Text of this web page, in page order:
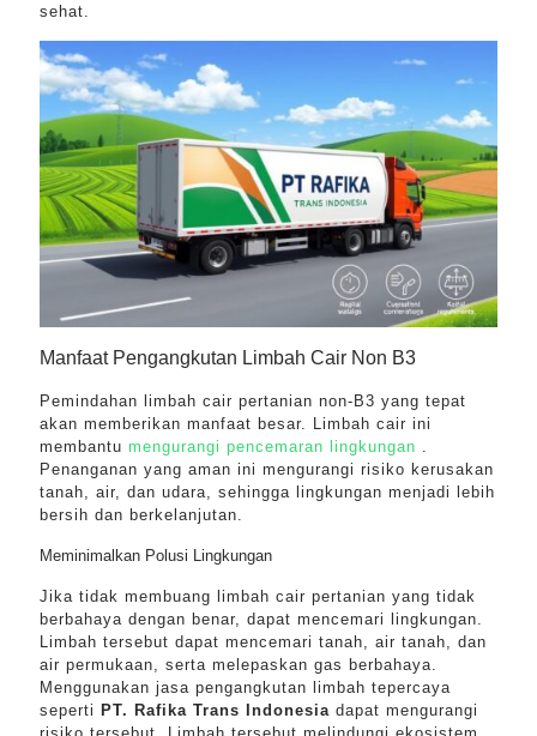
sehat.
Manfaat Pengangkutan Limbah Cair Non B3
Pemindahan limbah cair pertanian non-B3 yang tepat
akan memberikan manfaat besar. Limbah cair ini
membantu mengurangi pencemaran lingkungan .
Penanganan yang aman ini mengurangi risiko kerusakan
tanah, air, dan udara, sehingga lingkungan menjadi lebih
bersih dan berkelanjutan.
Meminimalkan Polusi Lingkungan
Jika tidak membuang limbah cair pertanian yang tidak
berbahaya dengan benar, dapat mencemari lingkungan.
Limbah tersebut dapat mencemari tanah, air tanah, dan
air permukaan, serta melepaskan gas berbahaya.
Menggunakan jasa pengangkutan limbah tepercaya
seperti PT. Rafika Trans Indonesia dapat mengurangi